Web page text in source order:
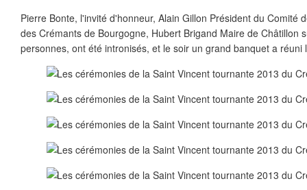
Pierre Bonte, l'invité d'honneur, Alain Gillon Président du Comité
des Crémants de Bourgogne, Hubert Brigand Maire de Châtillon
personnes, ont été intronisés, et le soir un grand banquet a réuni